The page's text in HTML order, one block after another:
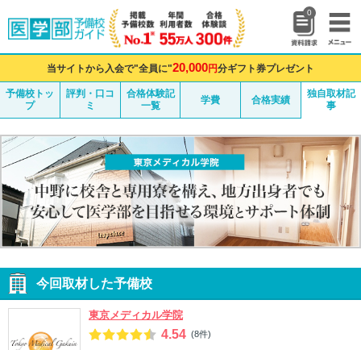
0
当サイトから入会で"全員に"20,000円分ギフト券プレゼント
予備校トッ
プ
評判・口コ
ミ
合格体験記
一覧
学費 合格実績
独自取材記
事
今回取材した予備校
東京メディカル学院
4.54 (8件)